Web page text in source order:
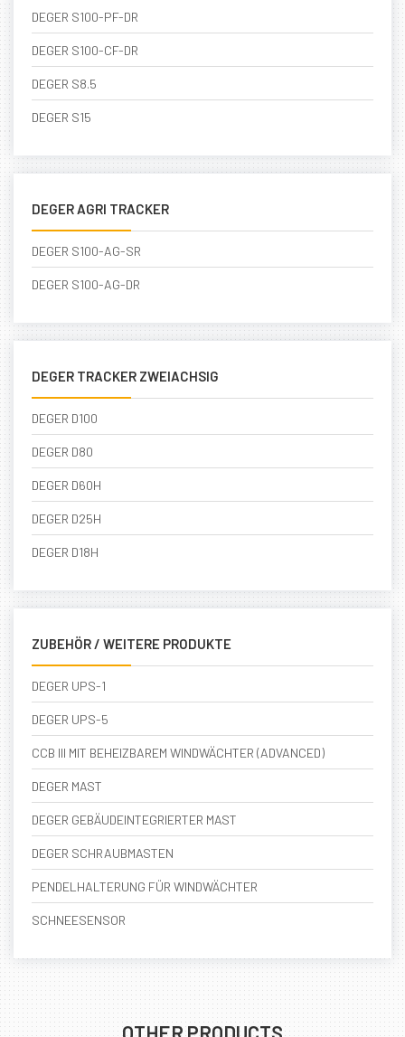
DEGER S100-PF-DR
DEGER S100-CF-DR
DEGER S8.5
DEGER S15
DEGER AGRI TRACKER
DEGER S100-AG-SR
DEGER S100-AG-DR
DEGER TRACKER ZWEIACHSIG
DEGER D100
DEGER D80
DEGER D60H
DEGER D25H
DEGER D18H
ZUBEHÖR / WEITERE PRODUKTE
DEGER UPS-1
DEGER UPS-5
CCB III MIT BEHEIZBAREM WINDWÄCHTER (ADVANCED)
DEGER MAST
DEGER GEBÄUDEINTEGRIERTER MAST
DEGER SCHRAUBMASTEN
PENDELHALTERUNG FÜR WINDWÄCHTER
SCHNEESENSOR